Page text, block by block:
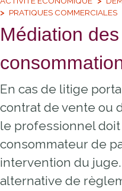
PRATIQUES COMMERCIALES
Médiation
En cas de litige
contrat de vente ou
le professionnel
consommateur de
intervention du
alternative de